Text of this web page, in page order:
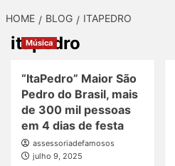
HOME BLOG ITAPEDRO
itapedro
Música
“ItaPedro” Maior São
Pedro do Brasil, mais
de 300 mil pessoas
em 4 dias de festa
assessoriadefamosos
julho 9, 2025